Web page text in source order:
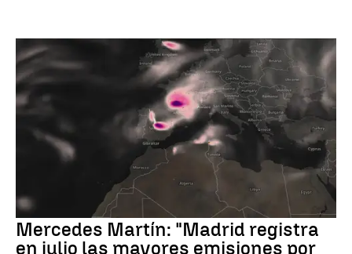
Mercedes Martín: "Madrid registra
en julio las mayores emisiones por